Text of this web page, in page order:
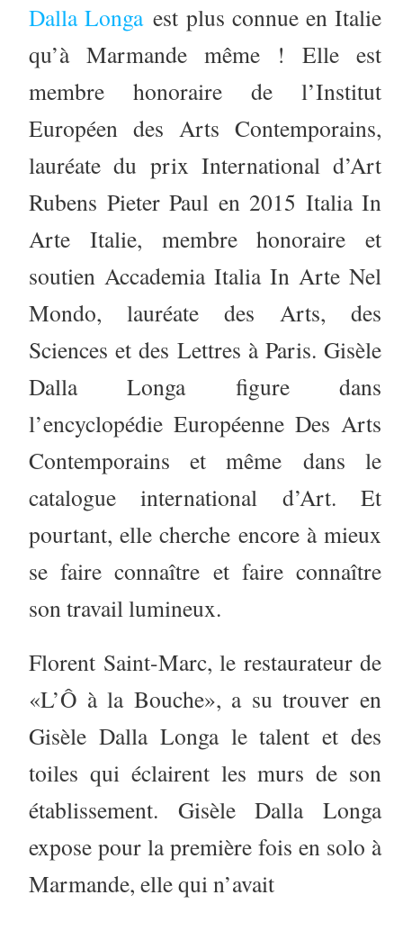
Dalla Longaest plus connue en Italie
qu’à Marmande même ! Elle est
membre honoraire de l’Institut
Européen des Arts Contemporains,
lauréate du prix International d’Art
Rubens Pieter Paul en 2015 Italia In
Arte Italie, membre honoraire et
soutien Accademia Italia In Arte Nel
Mondo, lauréate des Arts, des
Sciences et des Lettres à Paris. Gisèle
Dalla Longa figure dans
l’encyclopédie Européenne Des Arts
Contemporains et même dans le
catalogue international d’Art. Et
pourtant, elle cherche encore à mieux
se faire connaître et faire connaître
son travail lumineux.
Florent Saint-Marc, le restaurateur de
«L’Ô à la Bouche», a su trouver en
Gisèle Dalla Longa le talent et des
toiles qui éclairent les murs de son
établissement. Gisèle Dalla Longa
expose pour la première fois en solo à
Marmande, elle qui n’avait